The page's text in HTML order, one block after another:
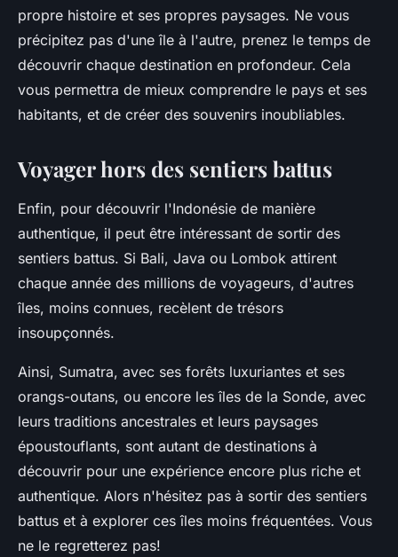
propre histoire et ses propres paysages. Ne vous
précipitez pas d'une île à l'autre, prenez le temps de
découvrir chaque destination en profondeur. Cela
vous permettra de mieux comprendre le pays et ses
habitants, et de créer des souvenirs inoubliables.
Voyager hors des sentiers battus
Enfin, pour découvrir l'Indonésie de manière
authentique, il peut être intéressant de sortir des
sentiers battus. Si Bali, Java ou Lombok attirent
chaque année des millions de voyageurs, d'autres
îles, moins connues, recèlent de trésors
insoupçonnés.
Ainsi, Sumatra, avec ses forêts luxuriantes et ses
orangs-outans, ou encore les îles de la Sonde, avec
leurs traditions ancestrales et leurs paysages
époustouflants, sont autant de destinations à
découvrir pour une expérience encore plus riche et
authentique. Alors n'hésitez pas à sortir des sentiers
battus et à explorer ces îles moins fréquentées. Vous
ne le regretterez pas!